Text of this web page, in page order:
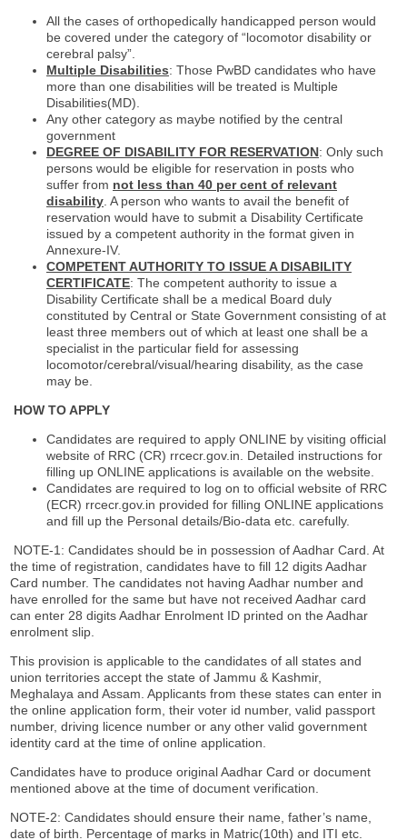
All the cases of orthopedically handicapped person would
be covered under the category of “locomotor disability or
cerebral palsy”.
Multiple Disabilities: Those PwBD candidates who have
more than one disabilities will be treated is Multiple
Disabilities(MD).
Any other category as maybe notified by the central
government
DEGREE OF DISABILITY FOR RESERVATION: Only such
persons would be eligible for reservation in posts who
suffer from not less than 40 per cent of relevant
disability . A person who wants to avail the benefit of
reservation would have to submit a Disability Certificate
issued by a competent authority in the format given in
Annexure-IV.
COMPETENT AUTHORITY TO ISSUE A DISABILITY
CERTIFICATE: The competent authority to issue a
Disability Certificate shall be a medical Board duly
constituted by Central or State Government consisting of at
least three members out of which at least one shall be a
specialist in the particular field for assessing
locomotor/cerebral/visual/hearing disability, as the case
may be.
HOW TO APPLY
Candidates are required to apply ONLINE by visiting official
website of RRC (CR) rrcecr.gov.in. Detailed instructions for
filling up ONLINE applications is available on the website.
Candidates are required to log on to official website of RRC
(ECR) rrcecr.gov.in provided for filling ONLINE applications
and fill up the Personal details/Bio-data etc. carefully.
NOTE-1: Candidates should be in possession of Aadhar Card. At
the time of registration, candidates have to fill 12 digits Aadhar
Card number. The candidates not having Aadhar number and
have enrolled for the same but have not received Aadhar card
can enter 28 digits Aadhar Enrolment ID printed on the Aadhar
enrolment slip.
This provision is applicable to the candidates of all states and
union territories accept the state of Jammu & Kashmir,
Meghalaya and Assam. Applicants from these states can enter in
the online application form, their voter id number, valid passport
number, driving licence number or any other valid government
identity card at the time of online application.
Candidates have to produce original Aadhar Card or document
mentioned above at the time of document verification.
NOTE-2: Candidates should ensure their name, father’s name,
date of birth. Percentage of marks in Matric(10th) and ITI etc.